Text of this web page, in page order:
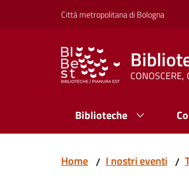
Vai al contenuto
Vai alla navigazioneCittà metropolitana di Bologna
CONOSCERE,
Biblioteche
Home / I nostri eventi /